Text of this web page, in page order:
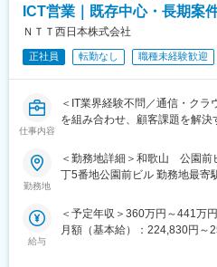
・業務課題に対する解決策の企
・ICT商材（ネットワーク／ク
・セールスエンジニアとの連携
◇育成・研修体制
ビジネスマナー、情報セキュ
ォローを行います。
営業に同行し、顧客課題の技術
提案内容の検討・構成設計
ICT商材（ネットワーク／クラ
合わせ
◇この仕事の魅力
技術知識を活かし、顧客課題
営業・SE・パートナーと連携
◇研修について
ICT営業｜既存中心・長期案
ＮＴＴ西日本株式会社
正社員 転勤なし 職種未経験歓迎
仕事内容
＜IT業界経験不問／通信・ク
を組み合わせ、顧客課題を解
／フルフレックス・リモート
両立◎＞
本ポジションでは、地域の自
対し、
勤務地
＜勤務地詳細＞和歌山 公園前
丁5番地公園前ビル 勤務地最寄
ーク含む）
給与
＜予定年収＞360万円～441万
月額（基本給）：224,830円～